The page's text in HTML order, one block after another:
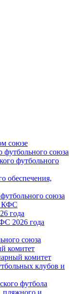
союзе
футбольного союза
футбольного
обеспечения,
союза
КФС
года
2026 года
союза
комитет
комитет
клубов и
футбола
пляжного и